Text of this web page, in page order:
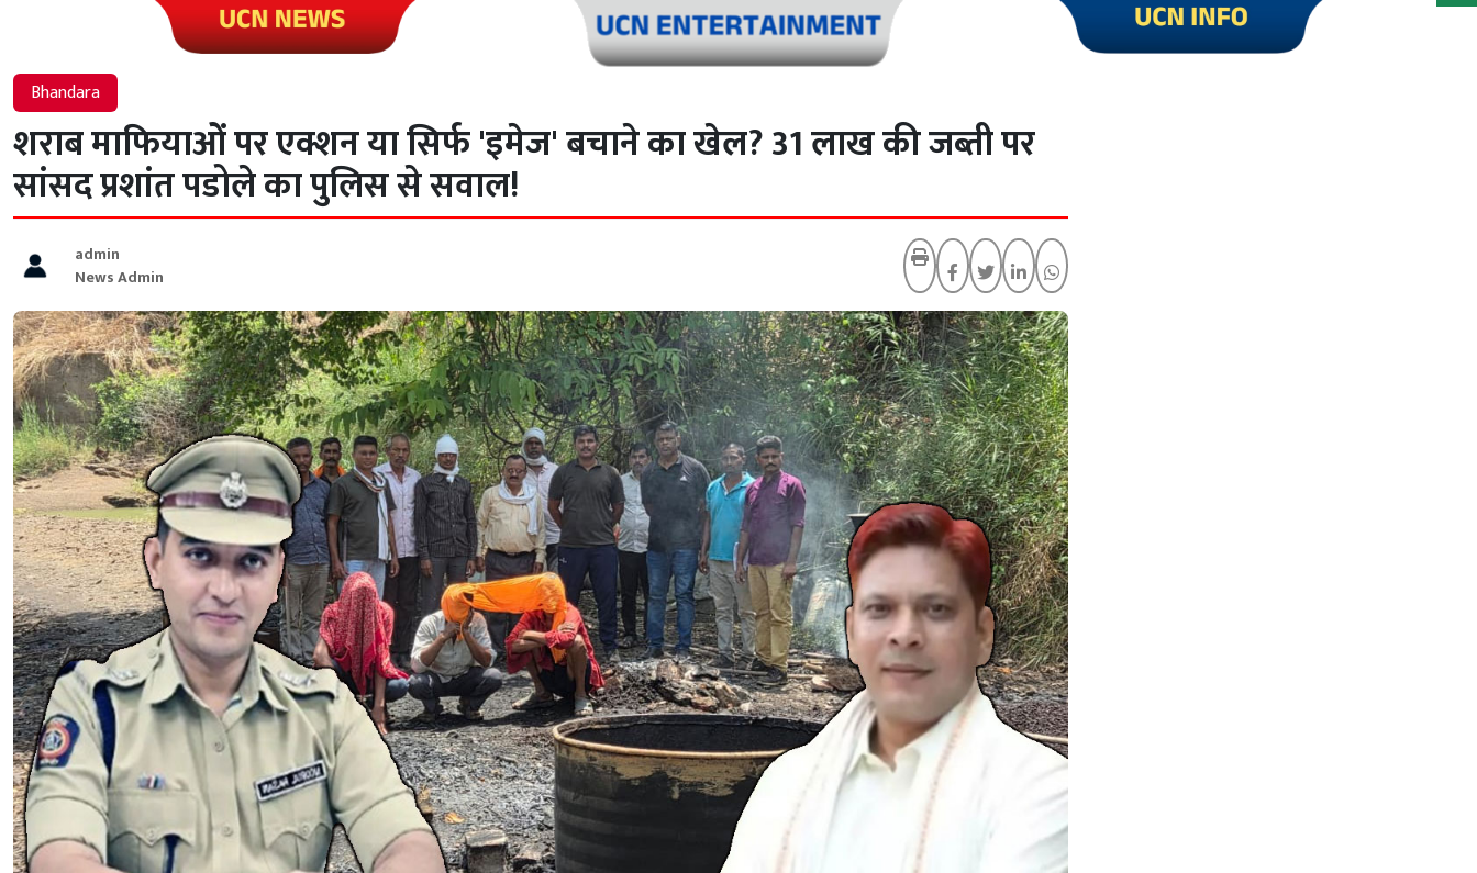
Click to visit UCN News Click to visit UCN Info
Bhandara
शराब माफियाओं पर एक्शन या सिर्फ 'इमेज' बचाने का खेल? 31 लाख की जब्ती पर
सांसद प्रशांत पडोले का पुलिस से सवाल!
admin
News Admin